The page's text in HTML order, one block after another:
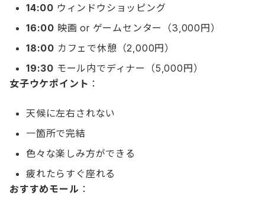
14:00 ウィンドウショッピング
16:00 映画 or ゲームセンター（3,000円）
18:00 カフェで休憩（2,000円）
19:30 モール内でディナー（5,000円）
女子ウケポイント ：
天候に左右されない
一箇所で完結
色々な楽しみ方ができる
疲れたらすぐ座れる
おすすめモール ：